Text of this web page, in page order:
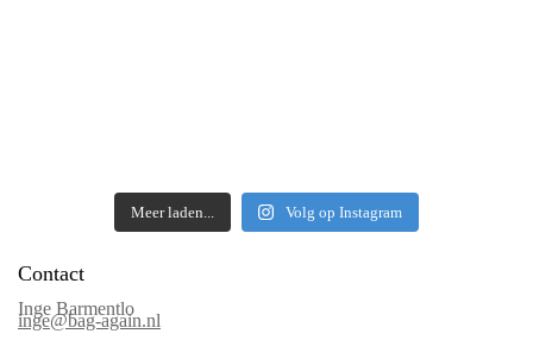
Meer laden... Volg op Instagram
Contact
Inge Barmentlo
inge@bag-again.nl